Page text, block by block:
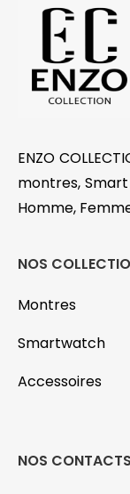
ENZO
montres,
Homme,
NOS
Montres
Smartwatch
Accessoires
NOS CONTACTS